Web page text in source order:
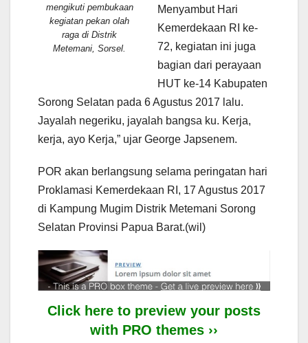
mengikuti pembukaan
kegiatan pekan olah
raga di Distrik
Metemani, Sorsel.
Menyambut Hari
Kemerdekaan RI ke-
72, kegiatan ini juga
bagian dari perayaan
HUT ke-14 Kabupaten
Sorong Selatan pada 6 Agustus 2017 lalu.
Jayalah negeriku, jayalah bangsa ku. Kerja,
kerja, ayo Kerja,” ujar George Japsenem.
POR akan berlangsung selama peringatan hari
Proklamasi Kemerdekaan RI, 17 Agustus 2017
di Kampung Mugim Distrik Metemani Sorong
Selatan Provinsi Papua Barat.(wil)
Click here to preview your posts
with PRO themes ››